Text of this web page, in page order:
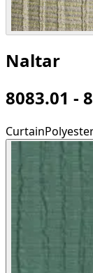
Naltar
8083.01 -
Curtain